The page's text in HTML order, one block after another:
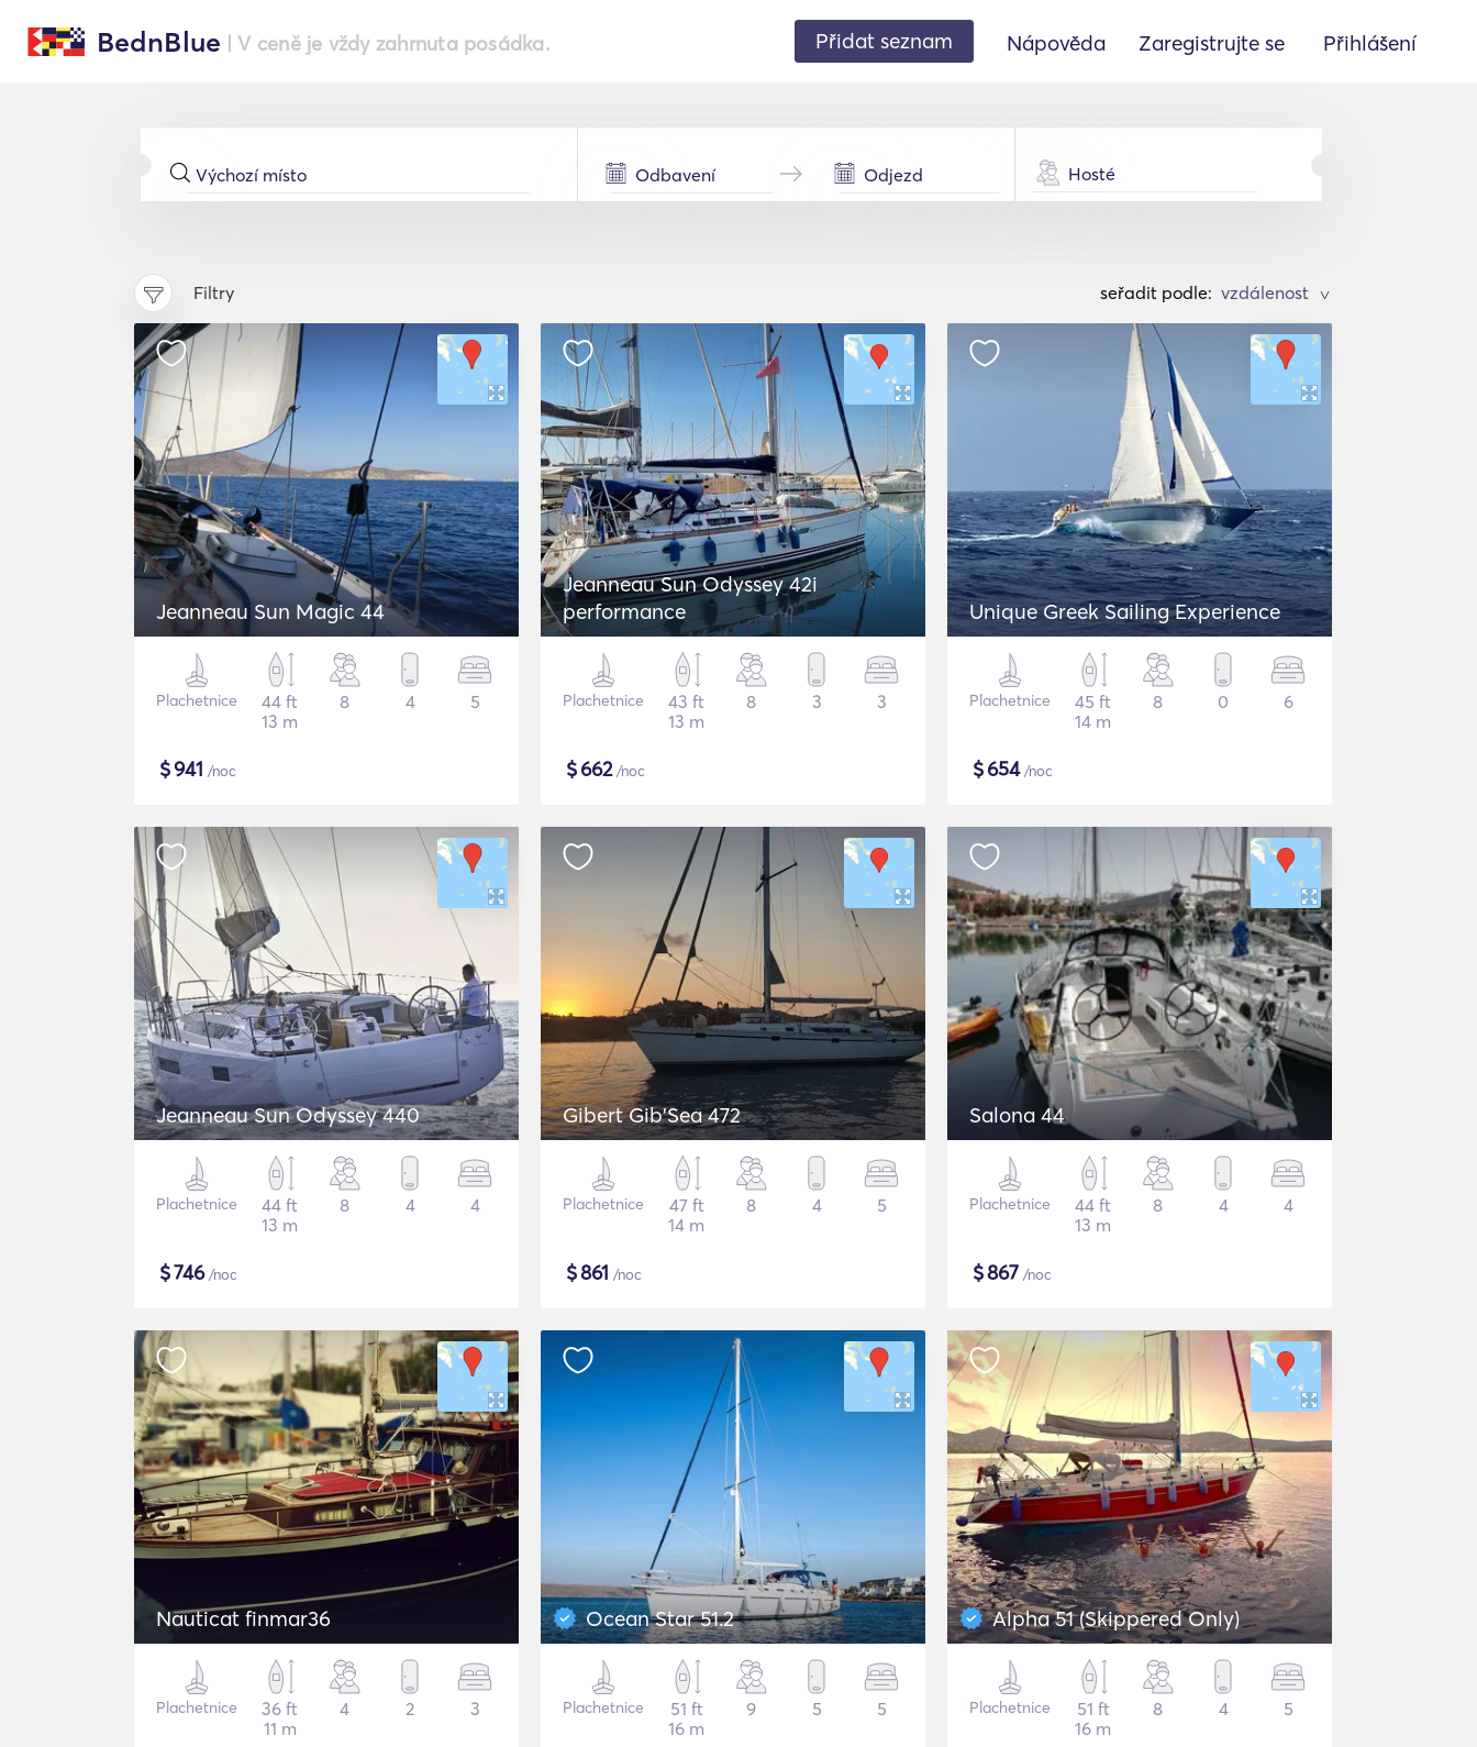
BednBlue | V ceně je vždy zahrnuta posádka. Přidat seznam Nápověda Zaregistrujte se Přihlášení
Hosté
Filtry seřadit podle: >
Jeanneau Sun Magic 44
Plachetnice
44 ft
13 m
8 4 5
$941 /noc
Jeanneau Sun Odyssey 42i
performance
Plachetnice
43 ft
13 m
8 3 3
$662/noc
Unique Greek Sailing Experience
Plachetnice
45 ft
14 m
8 0 6
$654/noc
Jeanneau Sun Odyssey 440
Plachetnice
44 ft
13 m
8 4 4
$746/noc
Gibert Gib'Sea 472
Plachetnice
47 ft
14 m
8 4 5
$861 /noc
Salona 44
Plachetnice
44 ft
13 m
8 4 4
$867 /noc
Nauticat finmar36
Plachetnice
36 ft
11 m
4 2 3
Ocean Star 51.2
Plachetnice
51 ft
16 m
9 5 5
Alpha 51 (Skippered Only)
Plachetnice
51 ft
16 m
8 4 5